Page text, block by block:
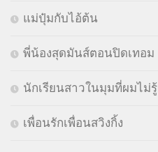
แม่ปุ๋มกับไอ้ต้น
พี่น้องสุดมันส์ตอนปิดเทอม
นักเรียนสาวในมุมที่ผมไม่รู้
เพื่อนรักเพื่อนสวิงกิ้ง